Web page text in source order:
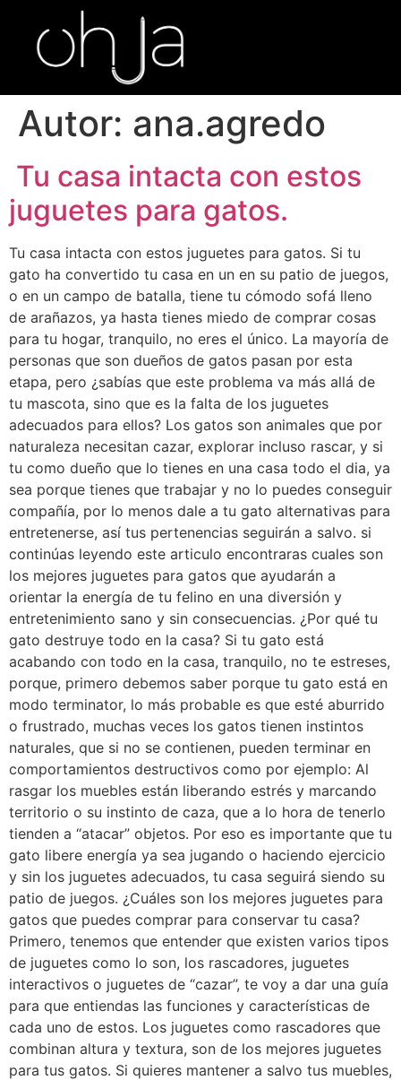
Autor: ana.agredo
Tu casa intacta con estos
juguetes para gatos.
Tu casa intacta con estos juguetes para gatos. Si tu
gato ha convertido tu casa en un en su patio de juegos,
o en un campo de batalla, tiene tu cómodo sofá lleno
de arañazos, ya hasta tienes miedo de comprar cosas
para tu hogar, tranquilo, no eres el único. La mayoría de
personas que son dueños de gatos pasan por esta
etapa, pero ¿sabías que este problema va más allá de
tu mascota, sino que es la falta de los juguetes
adecuados para ellos? Los gatos son animales que por
naturaleza necesitan cazar, explorar incluso rascar, y si
tu como dueño que lo tienes en una casa todo el dia, ya
sea porque tienes que trabajar y no lo puedes conseguir
compañía, por lo menos dale a tu gato alternativas para
entretenerse, así tus pertenencias seguirán a salvo. si
continúas leyendo este articulo encontraras cuales son
los mejores juguetes para gatos que ayudarán a
orientar la energía de tu felino en una diversión y
entretenimiento sano y sin consecuencias. ¿Por qué tu
gato destruye todo en la casa? Si tu gato está
acabando con todo en la casa, tranquilo, no te estreses,
porque, primero debemos saber porque tu gato está en
modo terminator, lo más probable es que esté aburrido
o frustrado, muchas veces los gatos tienen instintos
naturales, que si no se contienen, pueden terminar en
comportamientos destructivos como por ejemplo: Al
rasgar los muebles están liberando estrés y marcando
territorio o su instinto de caza, que a lo hora de tenerlo
tienden a “atacar” objetos. Por eso es importante que tu
gato libere energía ya sea jugando o haciendo ejercicio
y sin los juguetes adecuados, tu casa seguirá siendo su
patio de juegos. ¿Cuáles son los mejores juguetes para
gatos que puedes comprar para conservar tu casa?
Primero, tenemos que entender que existen varios tipos
de juguetes como lo son, los rascadores, juguetes
interactivos o juguetes de “cazar”, te voy a dar una guía
para que entiendas las funciones y características de
cada uno de estos. Los juguetes como rascadores que
combinan altura y textura, son de los mejores juguetes
para tus gatos. Si quieres mantener a salvo tus muebles,